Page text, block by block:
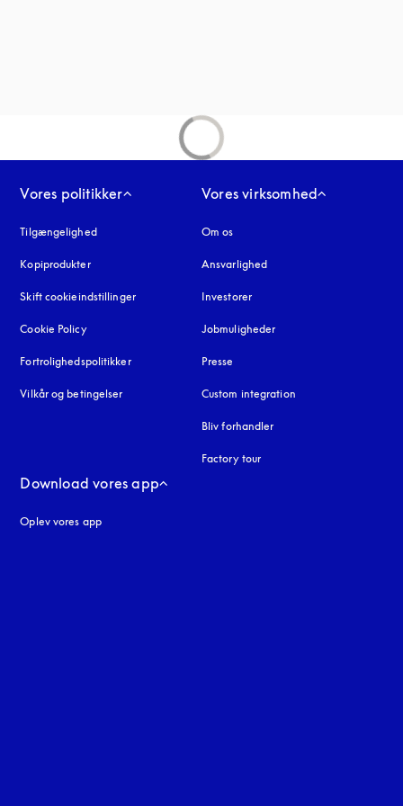
Vores politikker
Tilgængelighedåbnes under en ny fane
Kopiprodukteråbnes under en ny fane
Skift cookieindstillinger
Cookie Policyåbnes under en ny fane
Fortrolighedspolitikkeråbnes under en ny fane
Vilkår og betingelser
Vores virksomhed
Om os
Ansvarlighed
Investorer
Jobmuligheder
Presse
Custom integration
Bliv forhandler
Factory tour
Download vores app
Oplev vores app